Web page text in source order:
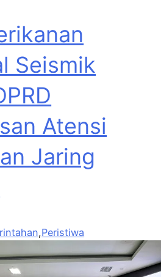
Seismik
Atensi
Jaring
,Peristiwa